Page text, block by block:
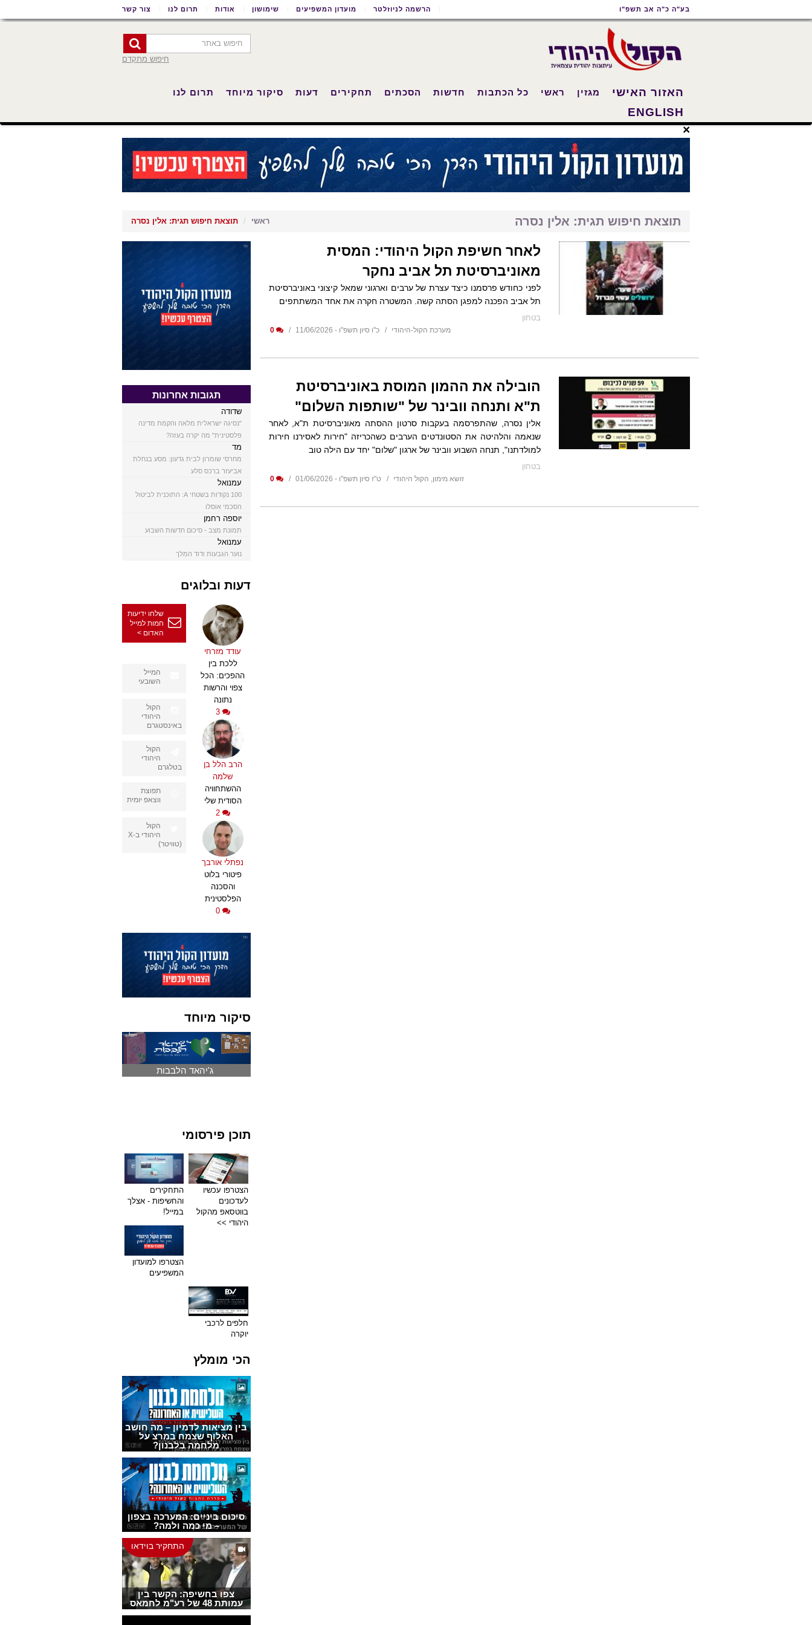
נגישות
ראשי
ראשי
בע"ה כ"ה אב תשפ"ו הרשמה לניוזלטר מועדון המשפיעים שימושון אודות תרום לנו צור קשר
חיפוש מתקדם
האזור האישי מגזין ראשי כל הכתבות חדשות הסכתים תחקירים דעות סיקור מיוחד תרום לנו
ENGLISH
×
תוצאת חיפוש תגית: אלין נסרה ראשי תוצאת חיפוש תגית: אלין נסרה
לאחר חשיפת הקול היהודי: המסית
מאוניברסיטת תל אביב נחקר
לפני כחודש פרסמנו כיצד עצרת של ערבים וארגוני שמאל קיצוני באוניברסיטת
תל אביב הפכנה למפגן הסתה קשה. המשטרה חקרה את אחד המשתתפים
בטחון
מערכת הקול-היהודי כ"ו סיון תשפ"ו - 11/06/2026 0
הובילה את ההמון המוסת באוניברסיטת
ת"א ותנחה וובינר של "שותפות השלום"
אלין נסרה, שהתפרסמה בעקבות סרטון ההסתה מאוניברסיטת ת"א, לאחר
שנאמה והלהיטה את הסטונדטים הערבים כשהכריזה "חירות לאסירנו חירות
למולדתנו", תנחה השבוע וובינר של ארגון "שלום" יחד עם הילה טוב
בטחון
זושא מימון, הקול היהודי ט"ז סיון תשפ"ו - 01/06/2026 0
תגובות אחרונות
שדודה
"נסיגה ישראלית מלאה והקמת מדינה
פלסטינית" מה יקרה בעזה?
מד
מחרסי שומרון לבית גדעון: מסע בנחלת
אביעזר ברכס סלע
עמנואל
100 נקודות בשטחי A: התוכנית לביטול
הסכמי אוסלו
יוספה רחמן
תמונת מצב - סיכום חדשות השבוע
עמנואל
נוער הגבעות ודוד המלך
דעות ובלוגים
עודד מזרחי
ללכת בין
ההפכים: הכל
צפוי והרשות
נתונה
3
הרב הלל בן
שלמה
ההשתחוויה
הסודית שלי
2
נפתלי אורבך
פיטורי בלוט
והסכנה
הפלסטינית
0
שלחו ידיעות
חמות למייל
האדום >
המייל
השובעי
הקול
היהודי
באינסטגרם
הקול
היהודי
בטלגרם
תפוצת
ווצאפ יומית
הקול
היהודי ב-X
(טוויטר)
סיקור מיוחד
ג'יהאד הלבבות
תוכן פירסומי
הצטרפו עכשיו
לעדכונים
בווטסאפ מהקול
היהודי >>
התחקירים
והחשיפות - אצלך
במייל!
הצטרפו למועדון
המשפיעים
חלפים לרכבי
יוקרה
הכי מומלץ
בין מציאות לדמיון – מה חושב
האלוף שצמח במרצ על
מלחמה בלבנון?
סיכום ביניים: המערכה בצפון
– מי כמה ולמה?
התחקיר בוידאו
צפו בחשיפה: הקשר בין
עמותת 48 של רע"מ לחמאס